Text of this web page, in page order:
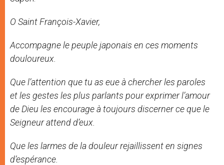
O Saint François-Xavier,
Accompagne le peuple japonais en ces moments
douloureux.
Que l’attention que tu as eue à chercher les paroles
et les gestes les plus parlants pour exprimer l’amour
de Dieu les encourage à toujours discerner ce que le
Seigneur attend d’eux.
Que les larmes de la douleur rejaillissent en signes
d’espérance.